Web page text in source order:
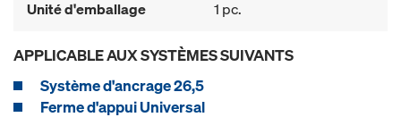
Unité d'emballage 1 pc.
APPLICABLE AUX SYSTÈMES SUIVANTS
Système d'ancrage 26,5
Ferme d'appui Universal